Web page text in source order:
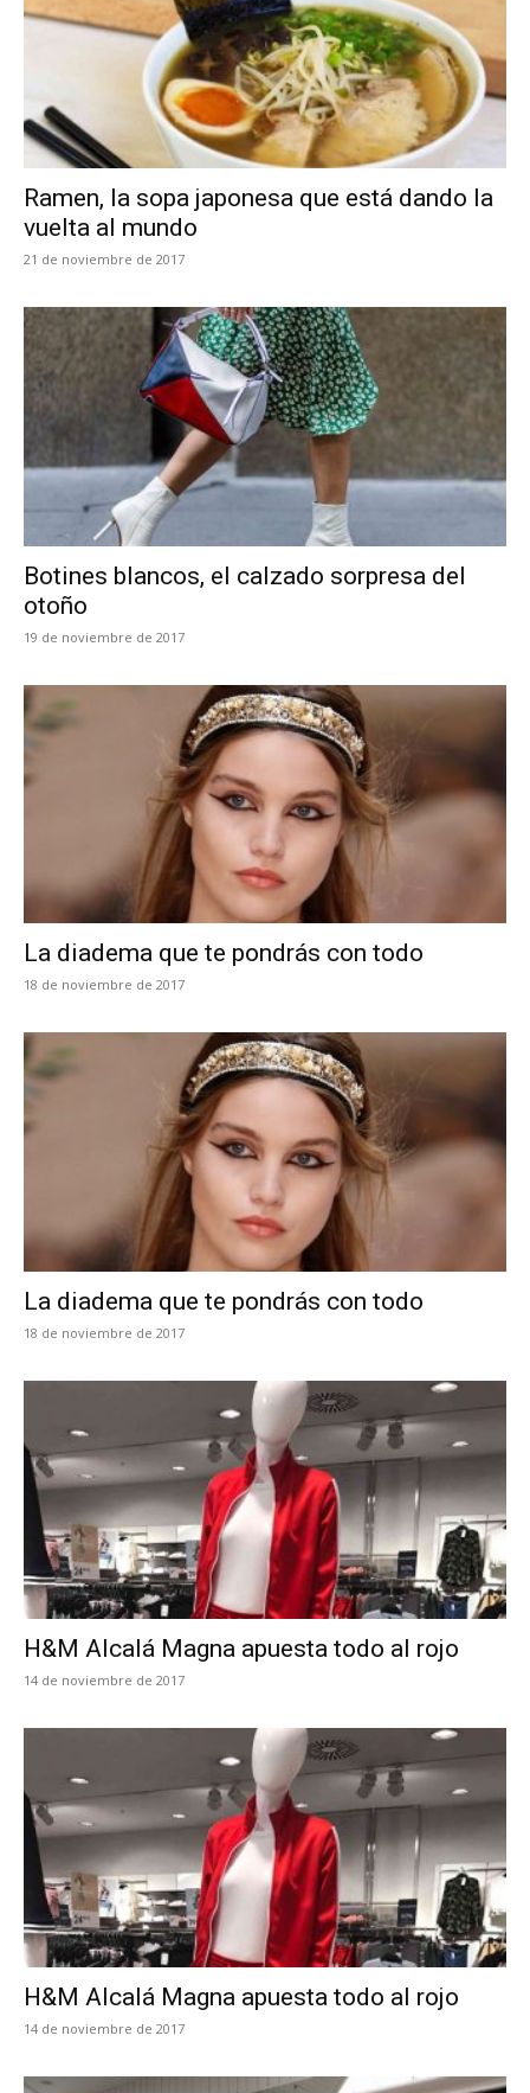
Ramen, la sopa japonesa que está dando la
vuelta al mundo
21 de noviembre de 2017
Botines blancos, el calzado sorpresa del
otoño
19 de noviembre de 2017
La diadema que te pondrás con todo
18 de noviembre de 2017
La diadema que te pondrás con todo
18 de noviembre de 2017
H&M Alcalá Magna apuesta todo al rojo
14 de noviembre de 2017
H&M Alcalá Magna apuesta todo al rojo
14 de noviembre de 2017